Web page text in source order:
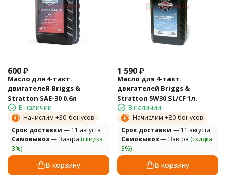
600₽
Масло для 4-такт.
двигателей Briggs &
Stratton SAE-30 0.6л
В наличии
Начислим +30 бонусов
Cрок доставки — 11 августа
Самовывоз— Завтра (скидка
3%)
В корзину
1 590 ₽
Масло для 4-такт.
двигателей Briggs &
Stratton 5W30 SL/CF 1л.
В наличии
Начислим +80 бонусов
Cрок доставки — 11 августа
Самовывоз— Завтра (скидка
3%)
В корзину